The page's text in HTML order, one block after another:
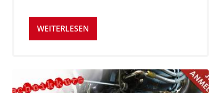
WEITERLESEN